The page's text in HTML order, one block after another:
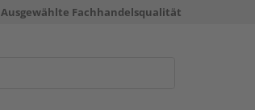
Ausgewählte Fachhandelsqualität